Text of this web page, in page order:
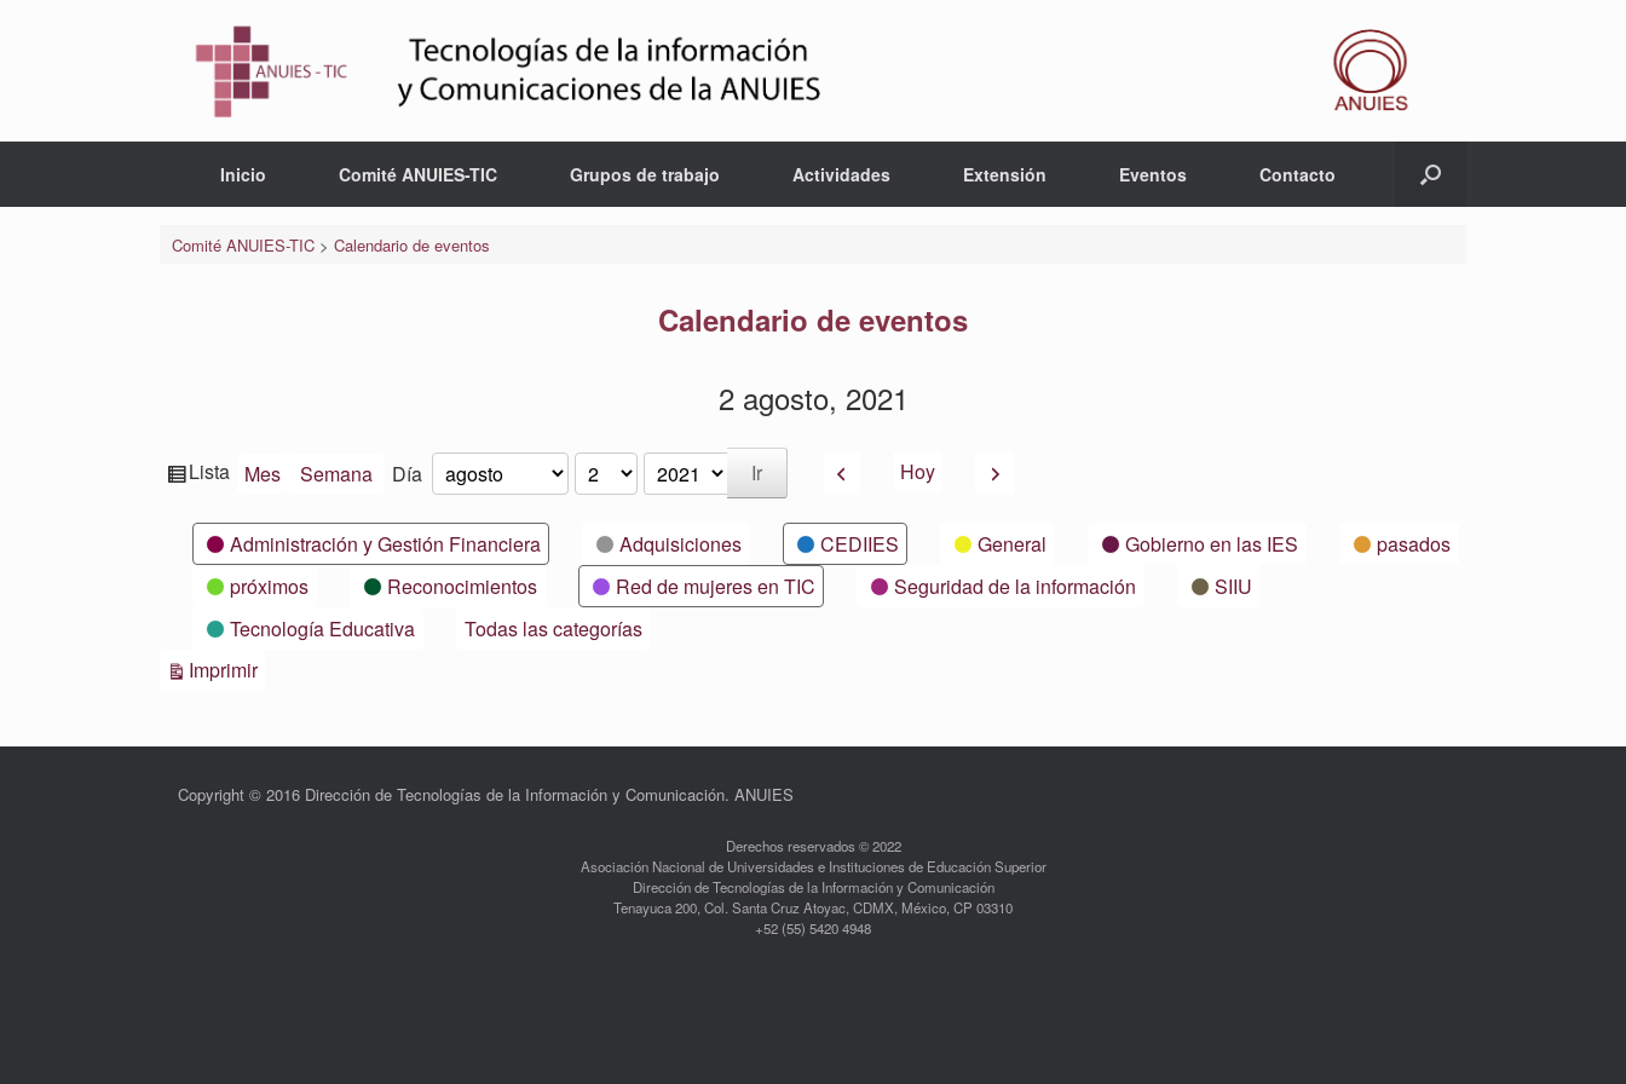
Inicio Comité ANUIES-TIC Grupos de trabajo Actividades Extensión Eventos Contacto
Comité ANUIES-TIC> Calendario de eventos
Calendario de eventos
2 agosto, 2021
Ver
Lista Mes Semana Día Mes
Día
Año AnteriorHoy Siguiente
CategoríasAdministración y Gestión Financiera Adquisiciones CEDIIES General Gobierno en las IES
pasados
próximos
Reconocimientos Red de mujeres en TIC Seguridad de la información
SIIU
Tecnología Educativa
Todas las categorías
ImprimirVistas
Copyright © 2016 Dirección de Tecnologías de la Información y Comunicación. ANUIES
Derechos reservados © 2022
Asociación Nacional de Universidades e Instituciones de Educación Superior
Dirección de Tecnologías de la Información y Comunicación
Tenayuca 200, Col. Santa Cruz Atoyac, CDMX, México, CP 03310
+52 (55) 5420 4948